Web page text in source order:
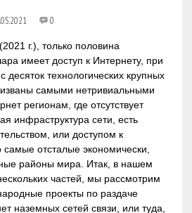
0
г.), только половина
имеет доступ к Интернету, при
десяток технологических крупных
самыми нетривиальными
регионам, где отсутствует
инфраструктура сети, есть
или доступом к
самые отсталые экономически,
районы мира. Итак, в нашем
частей, мы рассмотрим
проекты по раздаче
наземных сетей связи, или туда,